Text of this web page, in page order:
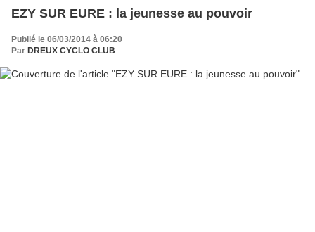
EZY SUR EURE : la jeunesse au pouvoir
Publié le 06/03/2014 à 06:20
Par DREUX CYCLO CLUB